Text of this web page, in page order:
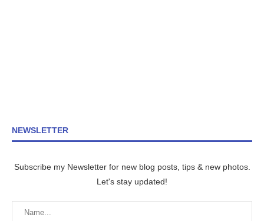
NEWSLETTER
Subscribe my Newsletter for new blog posts, tips & new photos.
Let's stay updated!